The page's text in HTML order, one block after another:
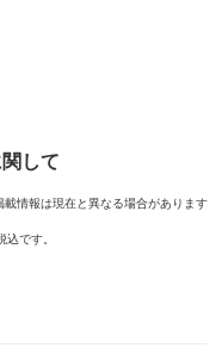
して
情報は現在と異なる場合があります
です。